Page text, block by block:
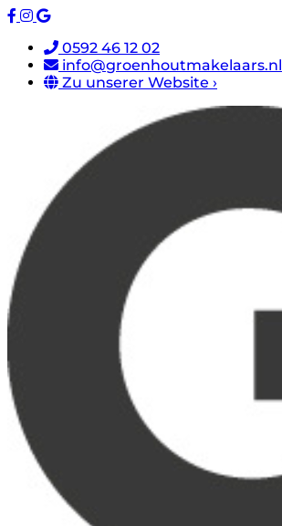
0592 46 12 02
info@groenhoutmakelaars.nl
Zu unserer Website ›